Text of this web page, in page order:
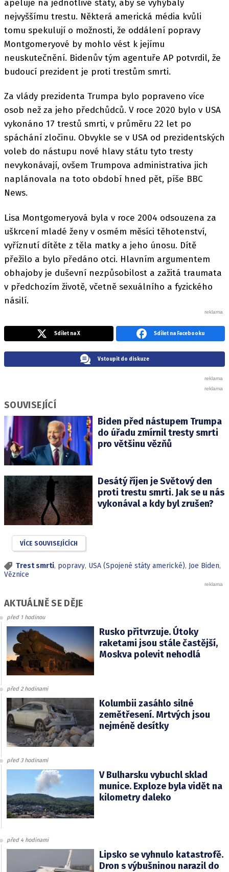
apeluje na jednotlivé státy, aby se vyhýbaly
nejvyššímu trestu. Některá americká média kvůli
tomu spekulují o možnosti, že oddálení popravy
Montgomeryové by mohlo vést k jejímu
neuskutečnění. Bidenův tým agentuře AP potvrdil, že
budoucí prezident je proti trestům smrti.
Za vlády prezidenta Trumpa bylo popraveno více
osob než za jeho předchůdců. V roce 2020 bylo v USA
vykonáno 17 trestů smrti, v průměru 22 let po
spáchání zločinu. Obvykle se v USA od prezidentských
voleb do nástupu nové hlavy státu tyto tresty
nevykonávají, ovšem Trumpova administrativa jich
naplánovala na toto období hned pět, píše BBC
News.
Lisa Montgomeryová byla v roce 2004 odsouzena za
uškrcení mladé ženy v osmém měsíci těhotenství,
vyříznutí dítěte z těla matky a jeho únosu. Dítě
přežilo a bylo předáno otci. Hlavním argumentem
obhajoby je duševní nezpůsobilost a zažitá traumata
v předchozím životě, včetně sexuálního a fyzického
násilí.
Sdílet na X Sdílet na Facebooku
Vstoupit do diskuze
SOUVISEJÍCÍ
Biden před nástupem Trumpa
do úřadu zmírnil tresty smrti
pro většinu vězňů
Desátý říjen je Světový den
proti trestu smrti. Jak se u nás
vykonával a kdy byl zrušen?
VÍCE SOUVISEJÍCÍCH
Trest smrti, popravy, USA (Spojené státy americké), Joe Biden,
Věznice
AKTUÁLNĚ SE DĚJE
před 1 hodinou
Rusko přitvrzuje. Útoky
raketami jsou stále častější,
Moskva polevit nehodlá
před 2 hodinami
Kolumbii zasáhlo silné
zemětřesení. Mrtvých jsou
nejméně desítky
před 3 hodinami
V Bulharsku vybuchl sklad
munice. Exploze byla vidět na
kilometry daleko
před 4 hodinami
Lipsko se vyhnulo katastrofě.
Dron s výbušninou narazil do